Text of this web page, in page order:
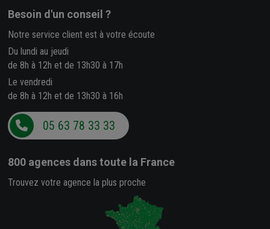
Besoin d'un conseil ?
Notre service client est à votre écoute
Du lundi au jeudi
de 8h à 12h et de 13h30 à 17h
Le vendredi
de 8h à 12h et de 13h30 à 16h
05 63 78 33 33
800 agences dans toute la France
Trouvez votre agence la plus proche